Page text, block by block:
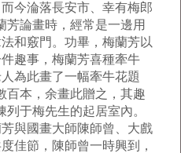
今淪落長安市、幸有梅郎
芳論畫時，經常是一邊用
和竅門。功畢，梅蘭芳以
趣事，梅蘭芳喜種牽牛
為此畫了一幅牽牛花題
百本，余畫此贈之，其趣
于梅先生的起居室內。
與國畫大師陳師曾、大戲
佳節，陳師曾一時興到，